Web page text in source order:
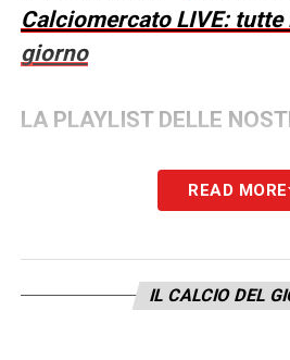
Calciomercato LIVE:
giorno
LA PLAYLIST DELLE
READ MORE
IL CALCIO DEL